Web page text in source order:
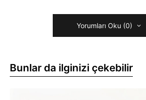
Yorumları Oku (0)
Bunlar da ilginizi çekebilir